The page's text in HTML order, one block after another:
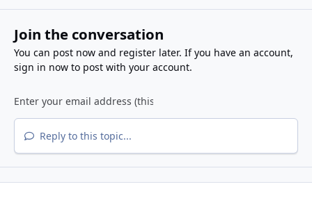
Join the conversation
You can post now and register later. If you have an account,
sign in nowto post with your account.
Reply to this topic...